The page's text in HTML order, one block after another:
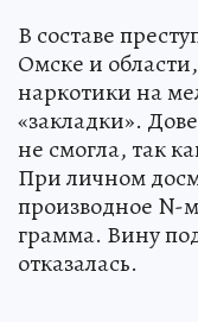
В составе
Омске и
наркотики на
«закладки».
не смогла, так
При личном
производное N-
грамма. Вину
отказалась.